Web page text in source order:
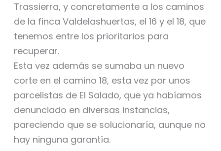
Trassierra, y concretamente a los caminos
de la finca Valdelashuertas, el 16 y el 18, que
tenemos entre los prioritarios para
recuperar.
Esta vez además se sumaba un nuevo
corte en el camino 18, esta vez por unos
parcelistas de El Salado, que ya habíamos
denunciado en diversas instancias,
pareciendo que se solucionaría, aunque no
hay ninguna garantía.